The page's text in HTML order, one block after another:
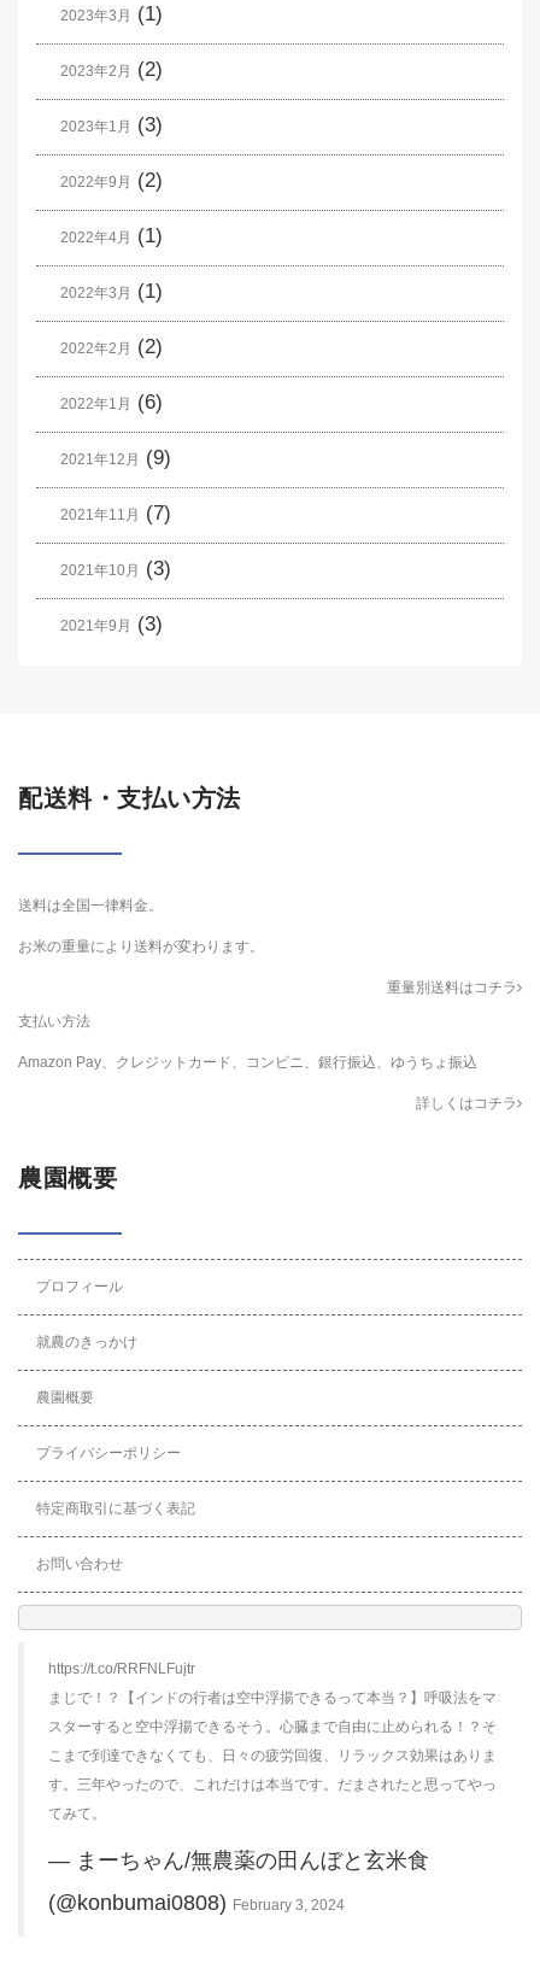
2023年3月 (1)
2023年2月 (2)
2023年1月 (3)
2022年9月 (2)
2022年4月 (1)
2022年3月 (1)
2022年2月 (2)
2022年1月 (6)
2021年12月 (9)
2021年11月 (7)
2021年10月 (3)
2021年9月 (3)
配送料・支払い方法
送料は全国一律料金。
お米の重量により送料が変わります。
重量別送料はコチラ
支払い方法
Amazon Pay、クレジットカード、コンビニ、銀行振込、ゆうちょ振込
詳しくはコチラ
農園概要
プロフィール
就農のきっかけ
農園概要
プライバシーポリシー
特定商取引に基づく表記
お問い合わせ
https://t.co/RRFNLFujtr
まじで！？【インドの行者は空中浮揚できるって本当？】呼吸法をマ
スターすると空中浮揚できるそう。心臓まで自由に止められる！？そ
こまで到達できなくても、日々の疲労回復、リラックス効果はありま
す。三年やったので、これだけは本当です。だまされたと思ってやっ
てみて。
— まーちゃん/無農薬の田んぼと玄米食
(@konbumai0808) February 3, 2024